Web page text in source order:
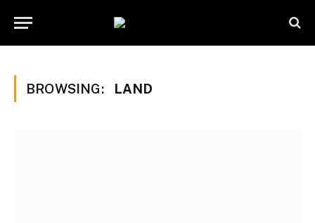
BROWSING: LAND